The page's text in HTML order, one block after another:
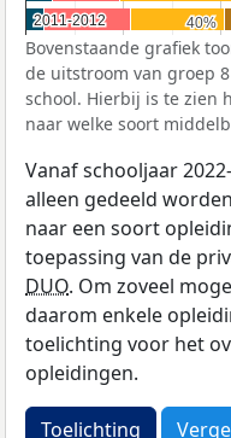
40%
40%
2011-2012
2011-2012
Bovenstaande grafiek
de uitstroom van groep
school. Hierbij is te zien
naar welke soort
Vanaf schooljaar
alleen gedeeld
naar een soort
toepassing van de
DUO. Om zoveel
daarom enkele
toelichting voor het
opleidingen.
Toelichting